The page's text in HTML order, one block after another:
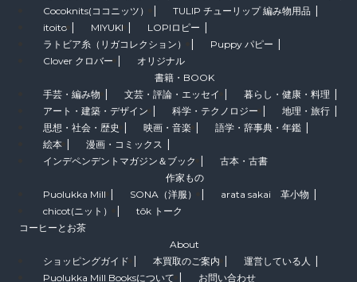
Cocoknits(ココニッツ）
TULIP チューリップ 編み物用品
itoito
MIYUKI
LOPIロピー
ラトビア糸（リガコレクション）
Puppy パピー
Clover クロバー
オリジナル
書籍・BOOK
手芸・編み物
文芸・評論・エッセイ
暮らし・健康・料理
アート・建築・デザイン
科学・テクノロジー
地理・旅行
思想・社会・歴史
映画・音楽
語学・辞事典・年鑑
絵本
漫画・コミックス
インデペンデントマガジン＆ブック
古本・古書
作家もの
Puolukka Mill
SONA（洋服）
arata sakai 革小物
chicot(ニット）
tôk トーク
コーヒーとお茶
About
ショッピングガイド
本買取のご案内
運営している人
Puolukka Mill Booksについて
お問い合わせ